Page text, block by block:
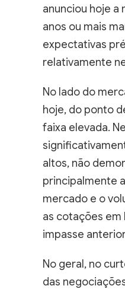
anunciou hoje a
anos ou mais
expectativas
relativamente
No lado do
hoje, do ponto
faixa elevada.
altos, não
principalmente
mercado e o
as cotações em
impasse
No geral, no
das